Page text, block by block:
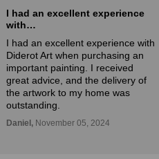
I had an excellent experience
with…
I had an excellent experience with
Diderot Art when purchasing an
important painting. I received
great advice, and the delivery of
the artwork to my home was
outstanding.
Daniel, November 05, 2024